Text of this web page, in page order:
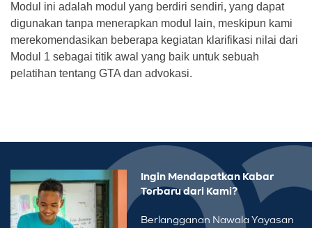
Modul ini adalah modul yang berdiri sendiri, yang dapat
digunakan tanpa menerapkan modul lain, meskipun kami
merekomendasikan beberapa kegiatan klarifikasi nilai dari
Modul 1 sebagai titik awal yang baik untuk sebuah
pelatihan tentang GTA dan advokasi.
Ingin Mendapatkan Kabar
Terbaru dari Kami?
Berlangganan Nawala Yayasan